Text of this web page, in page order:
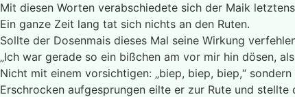
Mit diesen Worten verabschiedete sich der Maik
Ein ganze Zeit lang tat sich nichts an den Ruten.
Sollte der Dosenmais dieses Mal seine Wirkung
„Ich war gerade so ein bißchen am vor mir hin dösen,
Nicht mit einem vorsichtigen: „biep, biep, biep,“
Erschrocken aufgesprungen eilte er zur Rute und